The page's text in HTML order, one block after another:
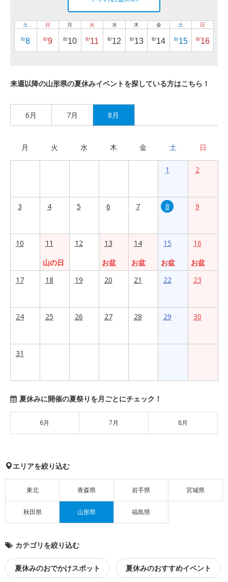
土
8/8
日
8/9
月
8/10
火
8/11
水
8/12
木
8/13
金
8/14
土
8/15
日
8/16
来週以降の山形県の夏休みイベントを探している方はこちら！
6月 7月 8月
月 火 水 木 金 土 日
1 2
3 4 5 6 7 8 9
10
11
山の日
12
13
お盆
14
お盆
15
お盆
16
お盆
17
18 19 20 21 22 23
24 25 26 27 28 29 30
31
夏休みに開催の夏祭りを月ごとにチェック！
6月 7月 8月
エリアを絞り込む
東北 青森県 岩手県 宮城県
秋田県 山形県 福島県
カテゴリを絞り込む
夏休みのおでかけスポット 夏休みのおすすめイベント